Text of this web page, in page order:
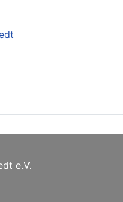
e.V.